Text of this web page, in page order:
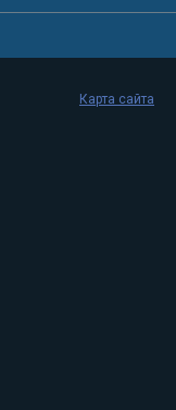
Карта сайта